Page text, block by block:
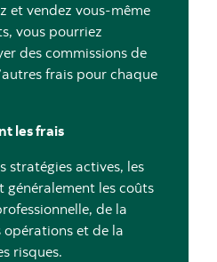
et vendez vous-même
vous pourriez
des commissions de
frais pour chaque
les frais
stratégies actives, les
généralement les coûts
de la
opérations et de la
risques.